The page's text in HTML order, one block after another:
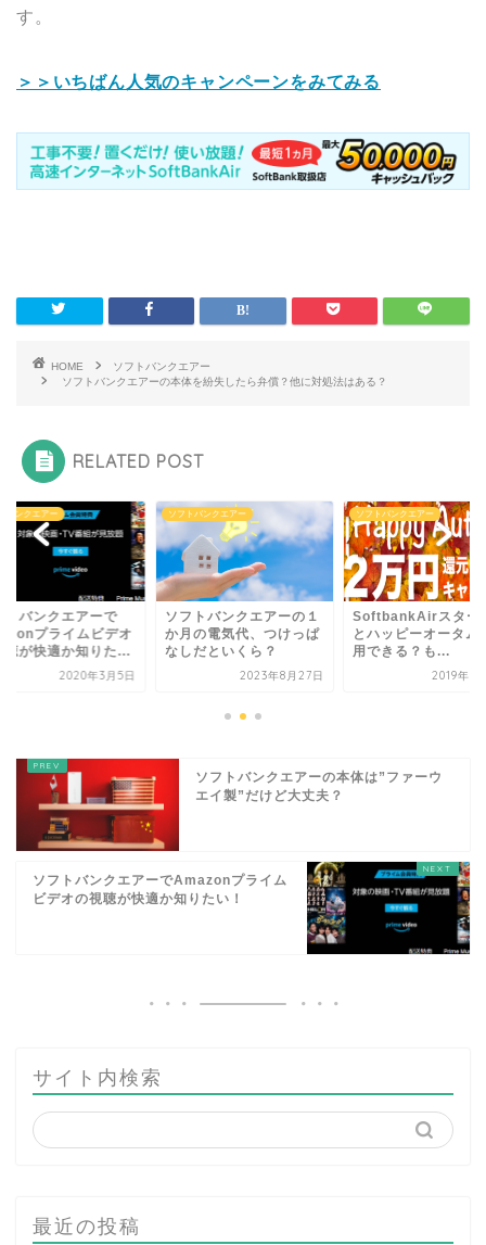
す。
＞＞いちばん人気のキャンペーンをみてみる
HOME
ソフトバンクエアー
ソフトバンクエアーの本体を紛失したら弁償？他に対処法はある？
RELATED POST
バンクエアー
トバンクエアーで
プライムビデオ
聴が快適か知りた...
2020年3月5日
ソフトバンクエアー
ソフトバンクエアーの１
か月の電気代、つけっぱ
なしだといくら？
2023年8月27日
ソフトバンクエアー
SoftbankAirスター
とハッピーオータム
用できる？も...
2019年10
ソフトバンクエアーの本体は”ファーウ
エイ製”だけど大丈夫？
ソフトバンクエアーでAmazonプライム
ビデオの視聴が快適か知りたい！
サイト内検索
最近の投稿